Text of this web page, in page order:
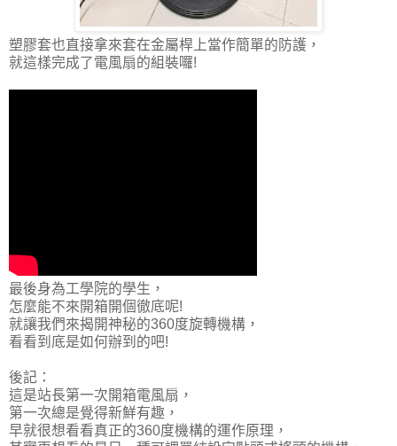
塑膠套也直接拿來套在金屬桿上當作簡單的防護，
就這樣完成了電風扇的組裝囉!
最後身為工學院的學生，
怎麼能不來開箱開個徹底呢!
就讓我們來揭開神秘的360度旋轉機構，
看看到底是如何辦到的吧!
後記：
這是站長第一次開箱電風扇，
第一次總是覺得新鮮有趣，
早就很想看看真正的360度機構的運作原理，